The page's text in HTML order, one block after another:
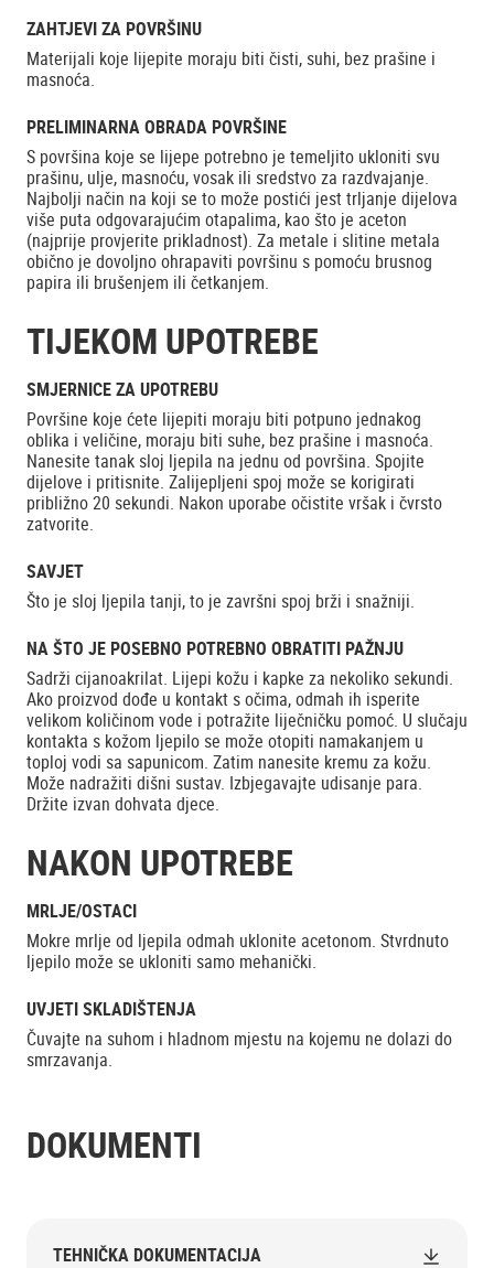
ZAHTJEVI ZA POVRŠINU
Materijali koje lijepite moraju biti čisti, suhi, bez prašine i
masnoća.
PRELIMINARNA OBRADA POVRŠINE
S površina koje se lijepe potrebno je temeljito ukloniti svu
prašinu, ulje, masnoću, vosak ili sredstvo za razdvajanje.
Najbolji način na koji se to može postići jest trljanje dijelova
više puta odgovarajućim otapalima, kao što je aceton
(najprije provjerite prikladnost). Za metale i slitine metala
obično je dovoljno ohrapaviti površinu s pomoću brusnog
papira ili brušenjem ili četkanjem.
TIJEKOM UPOTREBE
SMJERNICE ZA UPOTREBU
Površine koje ćete lijepiti moraju biti potpuno jednakog
oblika i veličine, moraju biti suhe, bez prašine i masnoća.
Nanesite tanak sloj ljepila na jednu od površina. Spojite
dijelove i pritisnite. Zalijepljeni spoj može se korigirati
približno 20 sekundi. Nakon uporabe očistite vršak i čvrsto
zatvorite.
SAVJET
Što je sloj ljepila tanji, to je završni spoj brži i snažniji.
NA ŠTO JE POSEBNO POTREBNO OBRATITI PAŽNJU
Sadrži cijanoakrilat. Lijepi kožu i kapke za nekoliko sekundi.
Ako proizvod dođe u kontakt s očima, odmah ih isperite
velikom količinom vode i potražite liječničku pomoć. U slučaju
kontakta s kožom ljepilo se može otopiti namakanjem u
toploj vodi sa sapunicom. Zatim nanesite kremu za kožu.
Može nadražiti dišni sustav. Izbjegavajte udisanje para.
Držite izvan dohvata djece.
NAKON UPOTREBE
MRLJE/OSTACI
Mokre mrlje od ljepila odmah uklonite acetonom. Stvrdnuto
ljepilo može se ukloniti samo mehanički.
UVJETI SKLADIŠTENJA
Čuvajte na suhom i hladnom mjestu na kojemu ne dolazi do
smrzavanja.
DOKUMENTI
TEHNIČKA DOKUMENTACIJA